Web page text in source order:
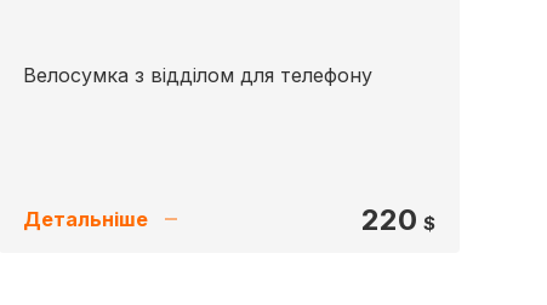
Велосумка з відділом для телефону
Детальніше 220 $